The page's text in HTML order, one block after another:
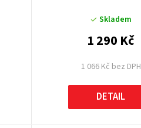
Skladem
1 066 Kč bez DPH
1 290 Kč
DETAIL